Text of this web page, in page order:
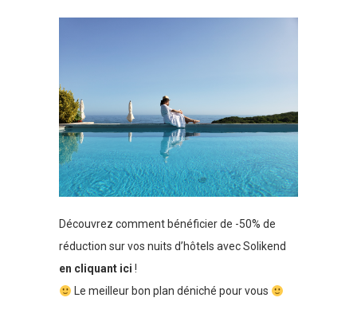
Découvrez comment bénéficier de -50% de
réduction sur vos nuits d’hôtels avec Solikend
en cliquant ici !
Le meilleur bon plan déniché pour vous